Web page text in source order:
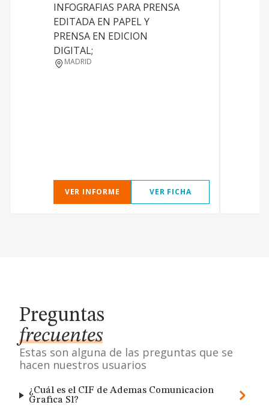
INFOGRAFIAS PARA PRENSA
EDITADA EN PAPEL Y
PRENSA EN EDICION
DIGITAL;
MADRID
VER INFORME VER FICHA
Preguntas
frecuentes
Estas son alguna de las preguntas que se
hacen nuestros usuarios
¿Cuál es el CIF de Ademas Comunicacion
Grafica Sl?